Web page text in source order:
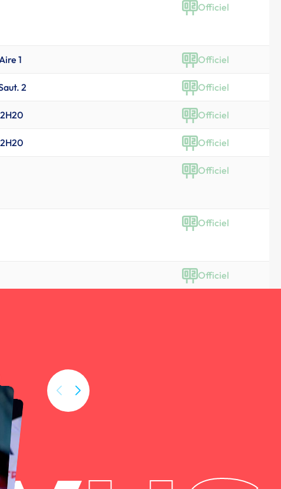
Officiel
1 Officiel
2 Officiel
Officiel
Officiel
Officiel
Officiel
Officiel